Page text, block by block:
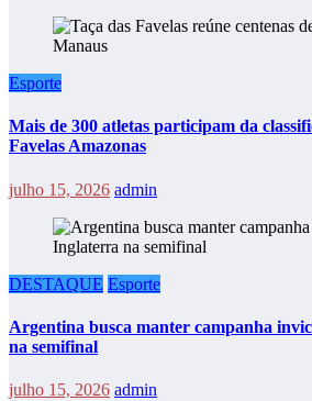
Esporte
Mais de 300 atletas participam da
Favelas Amazonas
julho 15, 2026 admin
DESTAQUE Esporte
Argentina busca manter campanha
na semifinal
julho 15, 2026 admin